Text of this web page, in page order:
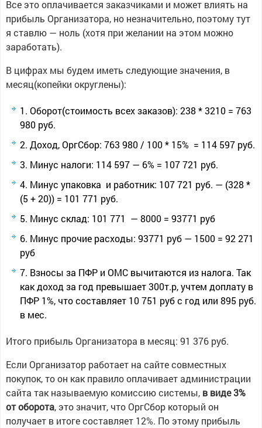
Все это оплачивается заказчиками и может влиять на
прибыль Организатора, но незначительно, поэтому тут
я ставлю — ноль (хотя при желании на этом можно
заработать).
В цифрах мы будем иметь следующие значения, в
месяц(копейки округлены):
Оборот(стоимость всех заказов): 238 * 3210 = 763
980 руб.
Доход, ОргСбор: 763 980 / 100 * 15% = 114 597 руб.
Минус налоги: 114 597 — 6% = 107 721 руб.
Минус упаковка и работник: 107 721 руб. — (328 *
(5 + 20)) = 101 771 руб.
Минус склад: 101 771 — 8000 = 93771 руб
Минус прочие расходы: 93771 руб — 1500 = 92 271
руб
Взносы за ПФР и ОМС вычитаются из налога. Так
как доход за год превышает 300т.р, учтем доплату в
ПФР 1%, что составляет 10 751 руб с год или 895 руб.
в мес.
Итого прибыль Организатора в месяц: 91 376 руб.
Если Организатор работает на сайте совместных
покупок, то он как правило оплачивает администрации
сайта так называемую комиссию системы, в виде 3%
от оборота, это значит, что ОргСбор который он
получает в итоге составляет 12%. По этому прибыль